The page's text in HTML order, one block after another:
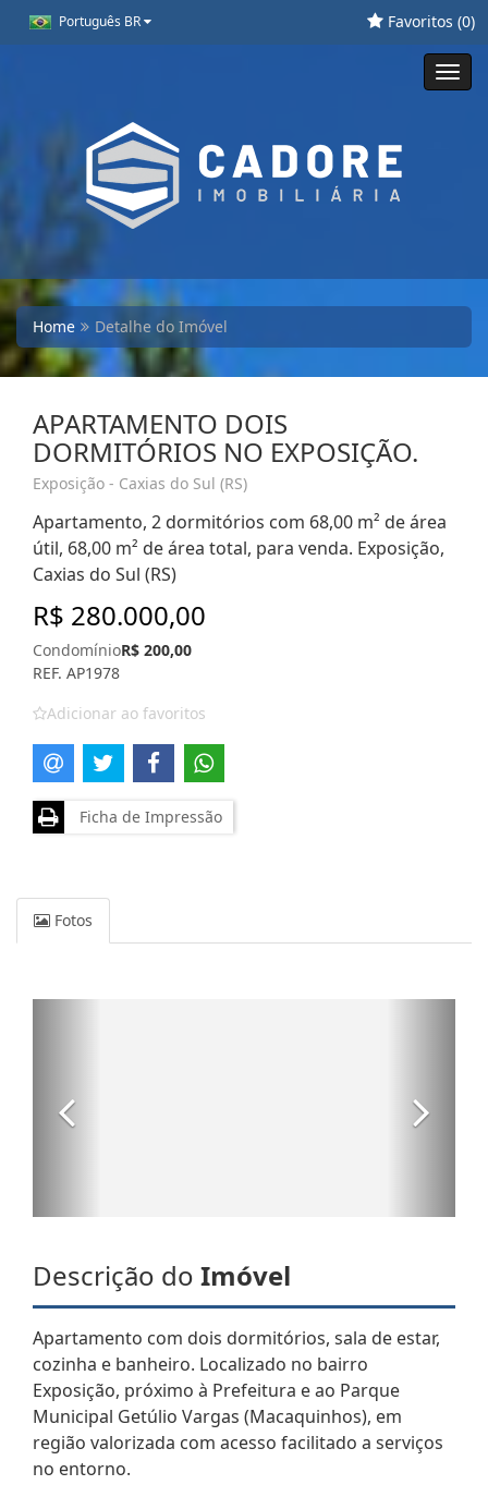
Português BR Favoritos (0)
Home Detalhe do Imóvel
APARTAMENTO DOIS
DORMITÓRIOS NO EXPOSIÇÃO.
Exposição - Caxias do Sul (RS)
Apartamento, 2 dormitórios com 68,00 m² de área
útil, 68,00 m² de área total, para venda. Exposição,
Caxias do Sul (RS)
R$ 280.000,00
CondomínioR$ 200,00
REF. AP1978
Adicionar ao favoritos
Ficha de Impressão
Fotos
Descrição do Imóvel
Apartamento com dois dormitórios, sala de estar,
cozinha e banheiro. Localizado no bairro
Exposição, próximo à Prefeitura e ao Parque
Municipal Getúlio Vargas (Macaquinhos), em
região valorizada com acesso facilitado a serviços
no entorno.